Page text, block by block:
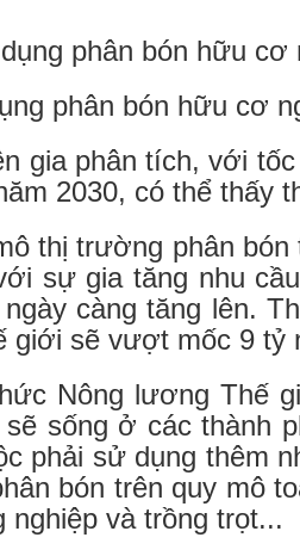
phân bón hữu cơ
gia phân tích, với
2030, có thể thấy
thị trường phân bón
sự gia tăng nhu
càng tăng lên.
giới sẽ vượt mốc 9 tỷ
Nông lương Thế
sống ở các thành
phải sử dụng thêm
bón trên quy mô
nghiệp và trồng trọt...